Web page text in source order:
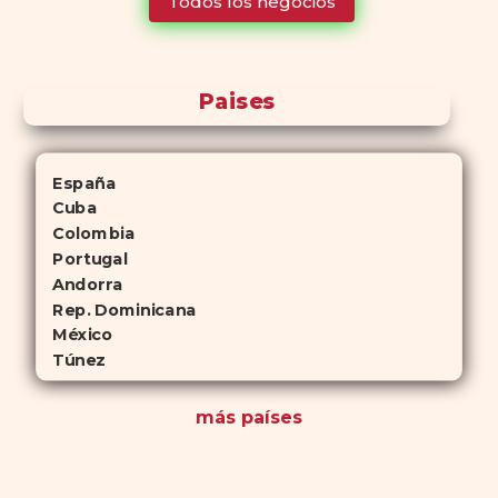
para quienes no desean planificar sus actividades románticas con
Paises
España
Cuba
Colombia
Portugal
Andorra
Rep. Dominicana
México
Túnez
más países